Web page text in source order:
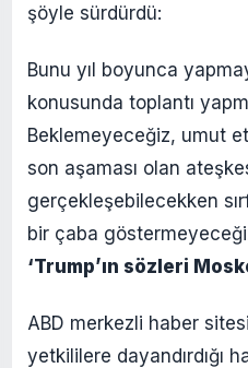
şöyle sürdürdü:
Bunu yıl boyunca
konusunda toplantı
Beklemeyeceğiz, umut
son aşaması olan
gerçekleşebilecekken
bir çaba
‘Trump’ın sözleri
ABD merkezli haber sitesi
yetkililere dayandırdığı